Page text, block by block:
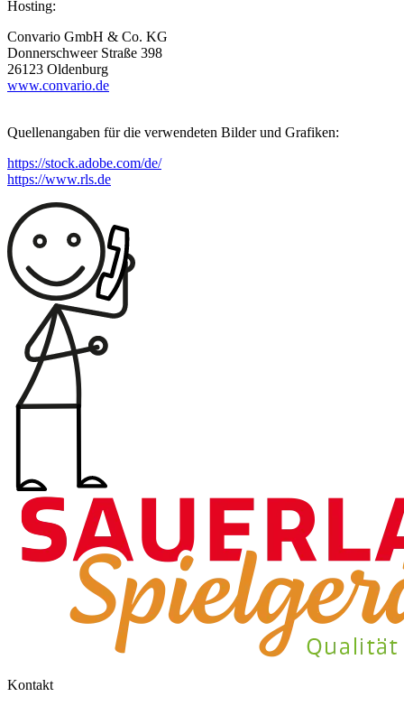
Hosting:
Convario GmbH & Co. KG
Donnerschweer Straße 398
26123 Oldenburg
www.convario.de
Quellenangaben für die verwendeten Bilder und Grafiken:
https://stock.adobe.com/de/
https://www.rls.de
Kontakt